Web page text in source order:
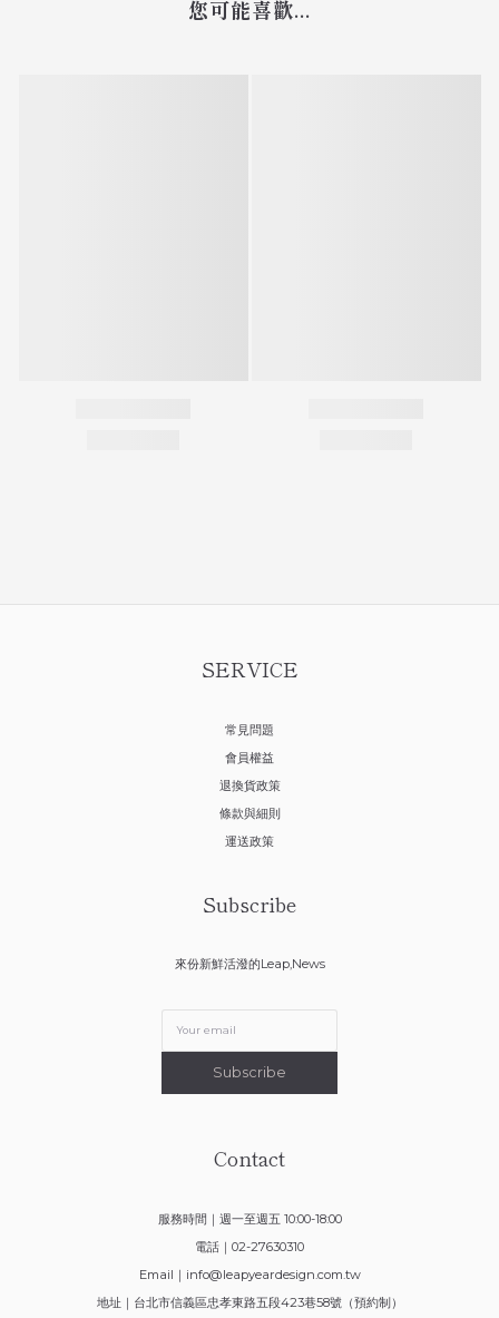
您可能喜歡...
SERVICE
常見問題
會員權益
退換貨政策
條款與細則
運送政策
Subscribe
來份新鮮活潑的Leap,News
Subscribe
Contact
服務時間｜週一至週五 10:00-18:00
電話｜02-27630310
Email｜ info@leapyeardesign.com.tw
地址｜台北市信義區忠孝東路五段423巷58號（預約制）